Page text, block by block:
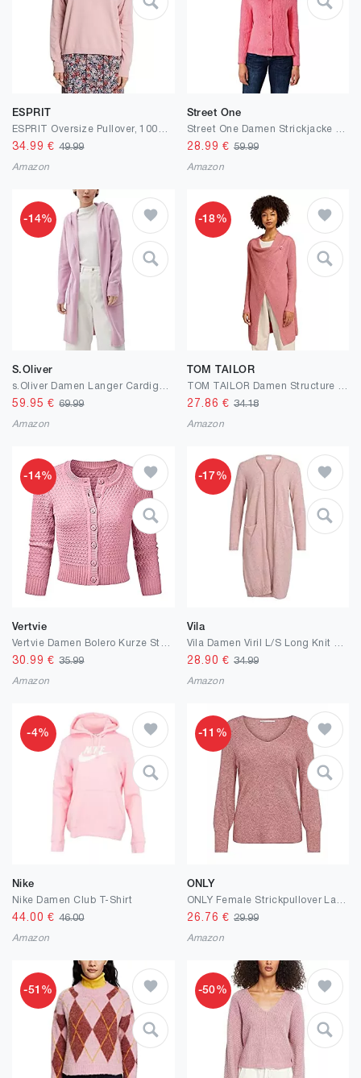
ESPRIT
34.99 €49.99
Amazon
Street One
28.99 € 59.99
Amazon
-14%
S.Oliver
59.95 €69.99
Amazon
-18%
TOM TAILOR
27.86 € 34.18
Amazon
-14%
Vertvie
30.99 €35.99
Amazon
-17%
Vila
28.90 € 34.99
Amazon
-4%
Nike
Nike Damen Club T-Shirt
44.00 €46.00
Amazon
-11%
ONLY
26.76 € 29.99
Amazon
-51% -50%